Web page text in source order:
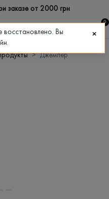
заказе от 2000 грн
0
Джемпер
восстановлено. Вы